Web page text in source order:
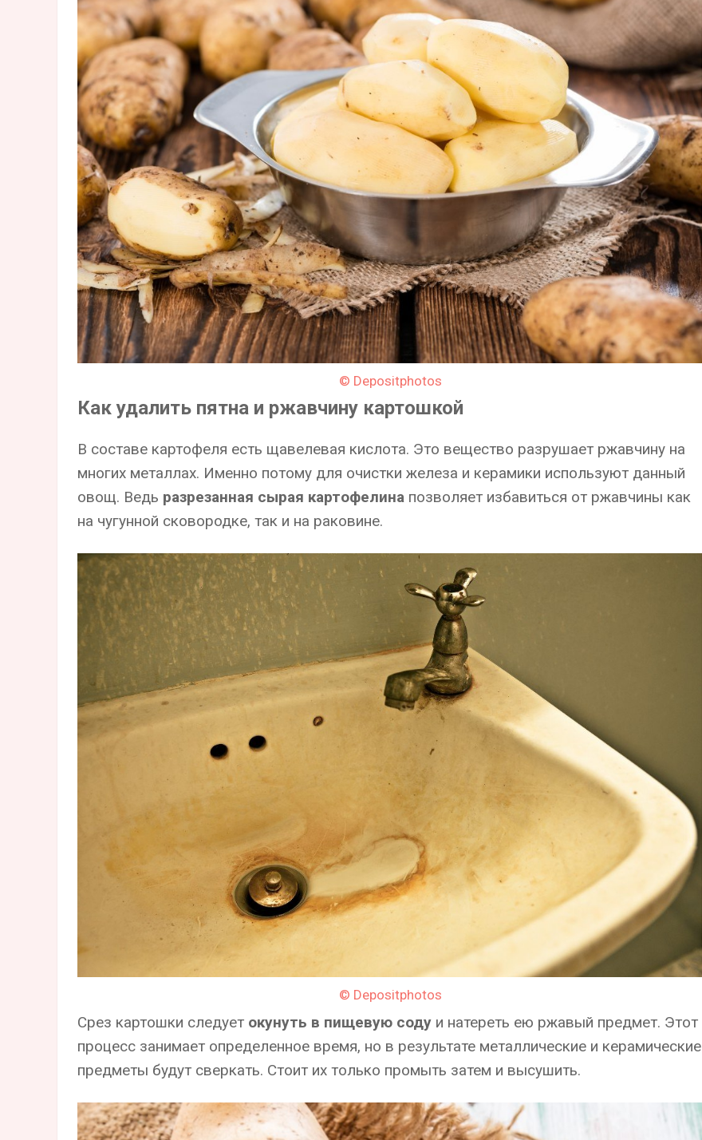
© Depositphotos
Как удалить пятна и ржавчину картошкой
В составе картофеля есть щавелевая кислота. Это вещество разрушает ржавчину на
многих металлах. Именно потому для очистки железа и керамики используют данный
овощ. Ведь разрезанная сырая картофелина позволяет избавиться от ржавчины как
на чугунной сковородке, так и на раковине.
© Depositphotos
Срез картошки следует окунуть в пищевую соду и натереть ею ржавый предмет. Этот
процесс занимает определенное время, но в результате металлические и керамические
предметы будут сверкать. Стоит их только промыть затем и высушить.